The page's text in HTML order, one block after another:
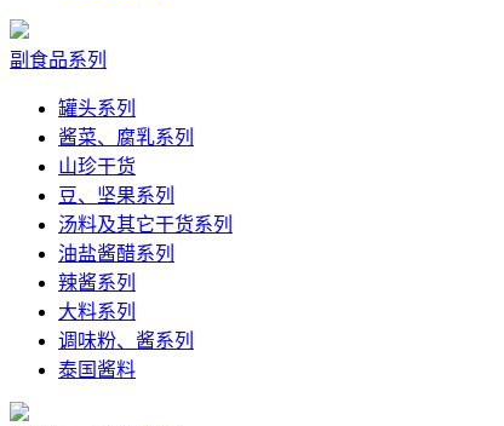
副食品系列
罐头系列
酱菜、腐乳系列
山珍干货
豆、坚果系列
汤料及其它干货系列
油盐酱醋系列
辣酱系列
大料系列
调味粉、酱系列
泰国酱料